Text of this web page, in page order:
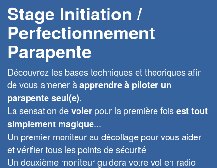
Stage Initiation /
Perfectionnement
Parapente
Découvrez les bases techniques et théoriques afin
de vous amener àapprendre à piloter un
parapente seul(e).
La sensation devoler pour la première foisest tout
simplement magique...
Un premier moniteur au décollage pour vous aider
et vérifier tous les points de sécurité
Un deuxième moniteur guidera votre vol en radio